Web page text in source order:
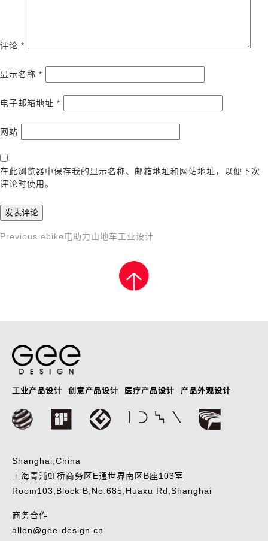
评论 *
显示名称 *
电子邮箱地址 *
网站
在此浏览器中保存我的显示名称、邮箱地址和网站地址，以便下次
评论时使用。
文
Previous
Previous ebike电助力山地车工业设计
工业产品设计 创意产品设计 医疗产品设计 产品外观设计
Shanghai,China
上海青浦虹桥商务区E通世界南区B座103室
Room103,Block B,No.685,Huaxu Rd,Shanghai
商务合作
allen@gee-design.cn